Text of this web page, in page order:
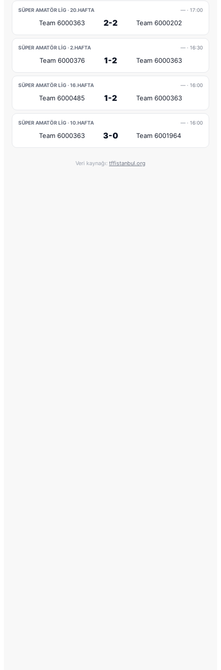
SÜPER AMATÖR LIG · 20.HAFTA — · 17:00
Team 6000363 2-2 Team 6000202
SÜPER AMATÖR LIG · 2.HAFTA — · 16:30
Team 6000376 1-2 Team 6000363
SÜPER AMATÖR LIG · 16.HAFTA — · 16:00
Team 6000485 1-2 Team 6000363
SÜPER AMATÖR LIG · 10.HAFTA — · 16:00
Team 6000363 3-0 Team 6001964
Veri kaynağı: tffistanbul.org